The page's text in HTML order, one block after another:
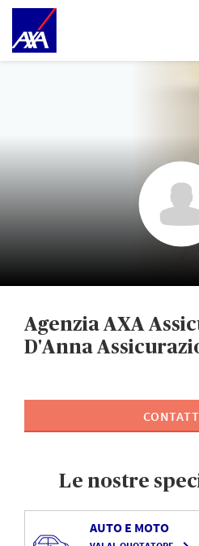
Agenzia AXA
D'Anna
Le nostre
AUTO E MOTO